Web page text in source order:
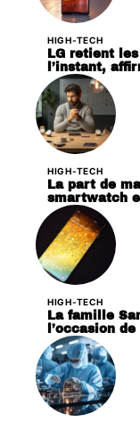
HIGH-TECH
LG retient
l’instant,
HIGH-TECH
La part de
smartwatch
HIGH-TECH
La famille
l’occasion